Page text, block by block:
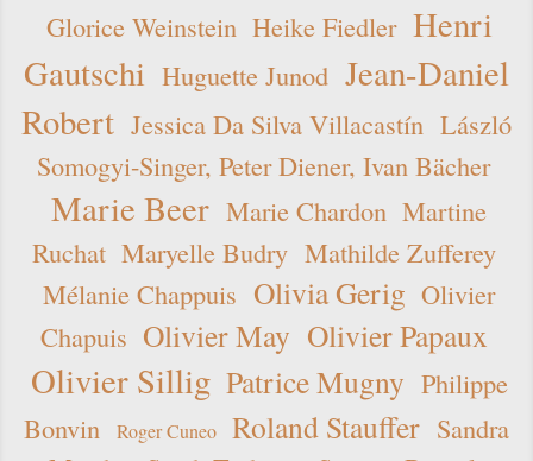
Glorice Weinstein Heike Fiedler Henri
Gautschi Huguette Junod Jean-Daniel
Robert Jessica Da Silva Villacastín László
Somogyi-Singer, Peter Diener, Ivan Bächer
Marie Beer Marie Chardon Martine
Ruchat Maryelle Budry Mathilde Zufferey
Mélanie Chappuis Olivia Gerig Olivier
Chapuis Olivier May Olivier Papaux
Olivier Sillig Patrice Mugny Philippe
Bonvin
Roger Cuneo Roland Stauffer Sandra